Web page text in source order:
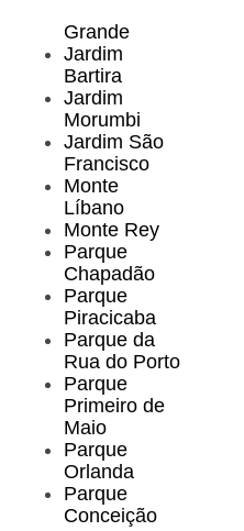
Grande
Jardim
Bartira
Jardim
Morumbi
Jardim São
Francisco
Monte
Líbano
Monte Rey
Parque
Chapadão
Parque
Piracicaba
Parque da
Rua do Porto
Parque
Primeiro de
Maio
Parque
Orlanda
Parque
Conceição